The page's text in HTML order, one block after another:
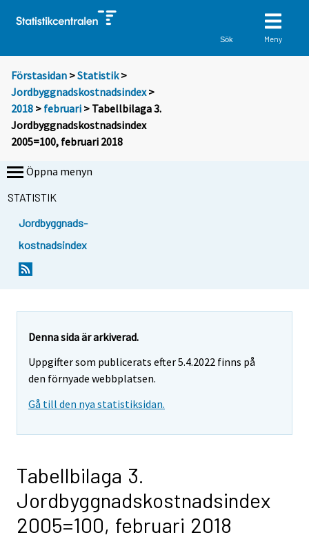
Sök Meny
Förstasidan >Statistik >
Jordbyggnadskostnadsindex>
2018 > februari > Tabellbilaga 3.
Jordbyggnadskostnadsindex
2005=100, februari 2018
Öppna menyn
STATISTIK
Jordbyggnads-
kostnadsindex
Denna sida är arkiverad.
Uppgifter som publicerats efter 5.4.2022 finns på
den förnyade webbplatsen.
Gå till den nya statistiksidan.
Tabellbilaga 3.
Jordbyggnadskostnadsindex
2005=100, februari 2018